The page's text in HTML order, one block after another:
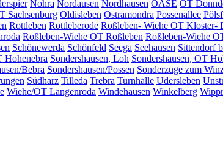
Nohra Nordausen Nordhausen OASE OT
Sachsenburg Oldisleben Ostramondra Possenallee
Rottleben Rottleberode Roßleben- Wiehe OT Kloster-
Roßleben-Wiehe OT Roßleben Roßleben-Wiehe
Schönewerda Schönfeld Seega Seehausen Sittendorf
Hohenebra Sondershausen, Loh Sondershausen, OT
Bebra Sondershausen/Possen Sonderzüge zum
Südharz Tilleda Trebra Turnhalle Udersleben
Wiehe/OT Langenroda Windehausen Winkelberg